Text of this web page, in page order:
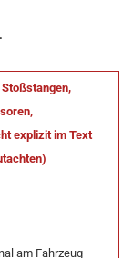
explizit im Text
am Fahrzeug